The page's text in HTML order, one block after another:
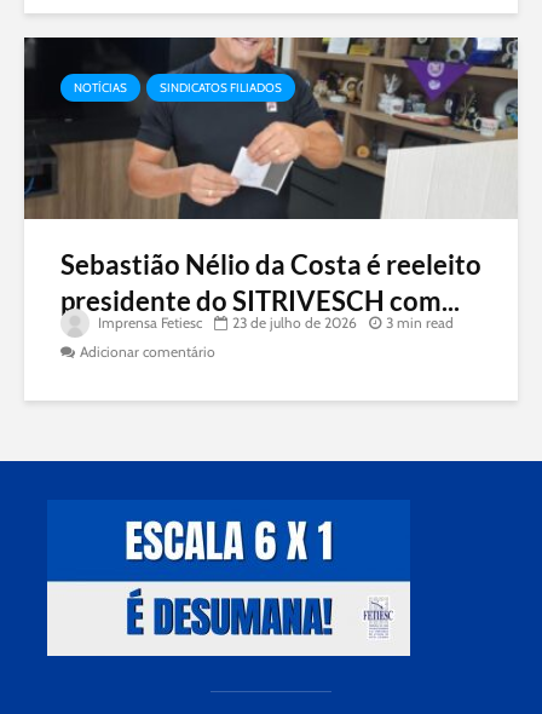
NOTÍCIAS SINDICATOS FILIADOS
Sebastião Nélio da Costa é reeleito
presidente do SITRIVESCH com...
Imprensa Fetiesc 23 de julho de 2026
3 min read
Adicionar comentário